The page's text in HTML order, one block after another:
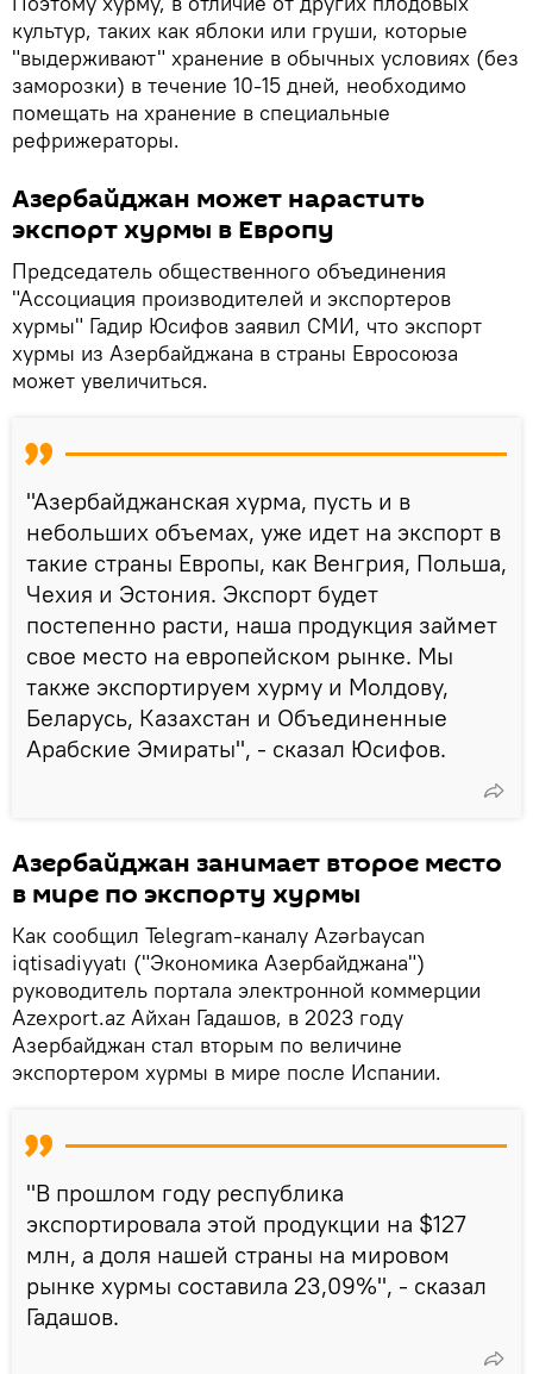
культур, таких как яблоки или груши, которые
"выдерживают" хранение в обычных условиях (без
заморозки) в течение 10-15 дней, необходимо
помещать на хранение в специальные
рефрижераторы.
Азербайджан может нарастить
экспорт хурмы в Европу
Председатель общественного объединения
"Ассоциация производителей и экспортеров
хурмы" Гадир Юсифов заявил СМИ, что экспорт
хурмы из Азербайджана в страны Евросоюза
может увеличиться.
"Азербайджанская хурма, пусть и в
небольших объемах, уже идет на экспорт в
такие страны Европы, как Венгрия, Польша,
Чехия и Эстония. Экспорт будет
постепенно расти, наша продукция займет
свое место на европейском рынке. Мы
также экспортируем хурму и Молдову,
Беларусь, Казахстан и Объединенные
Арабские Эмираты", - сказал Юсифов.
Азербайджан занимает второе место
в мире по экспорту хурмы
Как сообщил Telegram-каналу Azərbaycan
iqtisadiyyatı ("Экономика Азербайджана")
руководитель портала электронной коммерции
Azexport.az Айхан Гадашов, в 2023 году
Азербайджан стал вторым по величине
экспортером хурмы в мире после Испании.
"В прошлом году республика
экспортировала этой продукции на $127
млн, а доля нашей страны на мировом
рынке хурмы составила 23,09%", - сказал
Гадашов.